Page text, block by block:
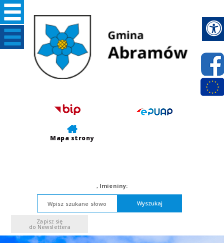
Mapa strony
, Imieniny:
Wyszukaj
Zapisz się
do Newslettera